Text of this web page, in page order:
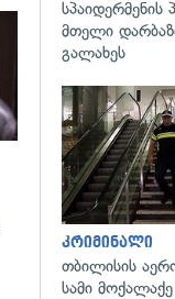
გადახედვა
სპაიდერმენის
მთელი
გალახეს
კრიმინალი
თბილისის
სამი